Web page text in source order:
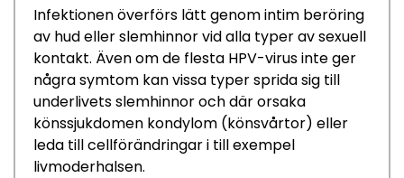
Infektionen överförs lätt genom intim beröring
av hud eller slemhinnor vid alla typer av sexuell
kontakt. Även om de flesta HPV-virus inte ger
några symtom kan vissa typer sprida sig till
underlivets slemhinnor och där orsaka
könssjukdomen kondylom (könsvårtor) eller
leda till cellförändringar i till exempel
livmoderhalsen.